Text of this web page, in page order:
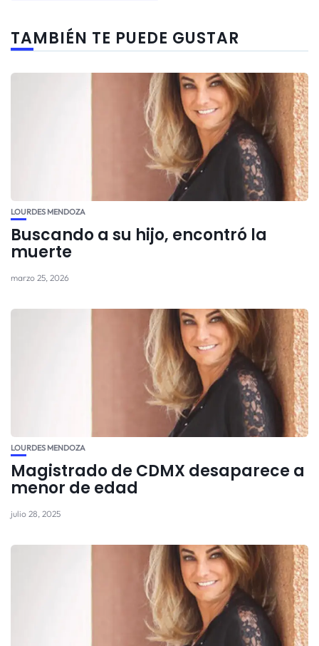
TAMBIÉN TE PUEDE GUSTAR
LOURDES MENDOZA
Buscando a su hijo, encontró la
muerte
marzo 25, 2026
LOURDES MENDOZA
Magistrado de CDMX desaparece a
menor de edad
julio 28, 2025